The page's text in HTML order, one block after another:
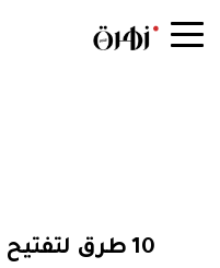
10 طرق لتفتيح بقع البشرة السوداء